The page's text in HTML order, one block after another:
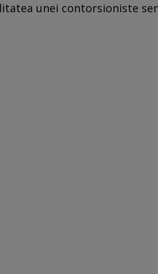
unei contorsioniste